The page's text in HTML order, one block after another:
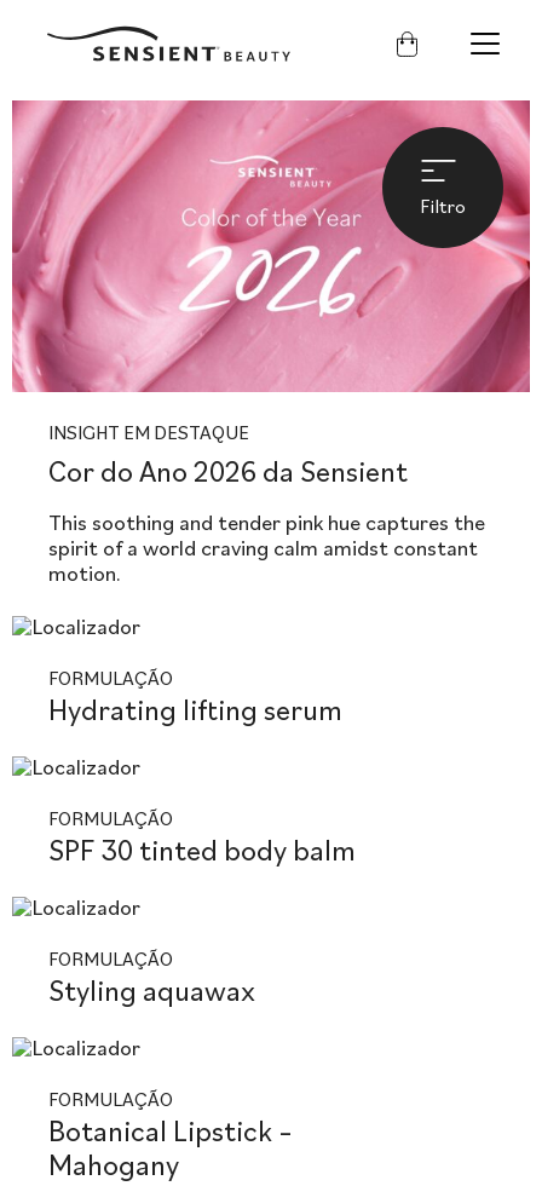
Sensient
Filtro
INSIGHT EM DESTAQUE
Cor do Ano 2026 da Sensient
This soothing and tender pink hue captures the
spirit of a world craving calm amidst constant
motion.
FORMULAÇÃO
Hydrating lifting serum
FORMULAÇÃO
SPF 30 tinted body balm
FORMULAÇÃO
Styling aquawax
FORMULAÇÃO
Botanical Lipstick –
Mahogany